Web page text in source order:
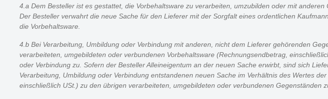
4.a Dem Besteller ist es gestattet, die Vorbehaltsware zu verarbeiten, umzubilden oder mit
Der Besteller verwahrt die neue Sache für den Lieferer mit der Sorgfalt eines ordentlichen
die Vorbehaltsware.
4.b Bei Verarbeitung, Umbildung oder Verbindung mit anderen, nicht dem Lieferer gehörenden
verarbeiteten, umgebildeten oder verbundenen Vorbehaltsware (Rechnungsendbetrag,
oder Verbindung zu. Sofern der Besteller Alleineigentum an der neuen Sache erwirbt, sind sich
Verarbeitung, Umbildung oder Verbindung entstandenen neuen Sache im Verhältnis des Wertes
einschließlich USt.) zu den übrigen verarbeiteten, umgebildeten oder verbundenen Gegenständen